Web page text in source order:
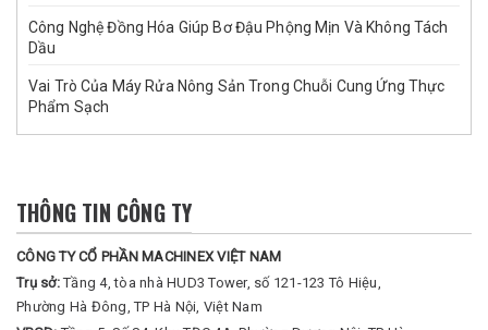
Công Nghệ Đồng Hóa Giúp Bơ Đậu Phộng Mịn Và Không Tách
Dầu
Vai Trò Của Máy Rửa Nông Sản Trong Chuỗi Cung Ứng Thực
Phẩm Sạch
THÔNG TIN CÔNG TY
CÔNG TY CỔ PHẦN MACHINEX VIỆT NAM
Trụ sở:Tầng 4, tòa nhà HUD3 Tower, số 121-123 Tô Hiệu,
Phường Hà Đông, TP Hà Nội, Việt Nam